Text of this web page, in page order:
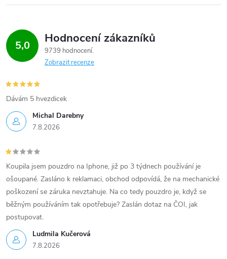
5,0 Hodnocení zákazníků
9739 hodnocení
Zobrazit recenze
Michal Darebny
7.8.2026
Dávám 5 hvezdicek
Ludmila Kučerová
7.8.2026
Koupila jsem pouzdro na Iphone, již po 3 týdnech používání je
ošoupané. Zasláno k reklamaci, obchod odpovídá, že na mechanické
poškození se záruka nevztahuje. Na co tedy pouzdro je, když se
běžným používáním tak opotřebuje? Zaslán dotaz na ČOI, jak
postupovat.